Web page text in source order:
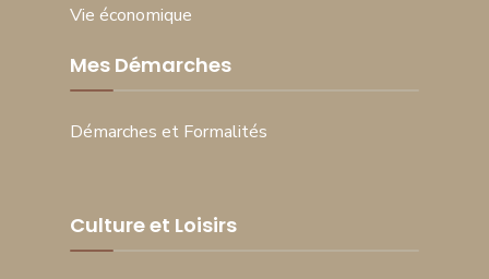
Vie économique
Mes Démarches
Démarches et Formalités
Culture et Loisirs